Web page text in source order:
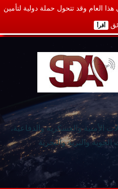
هذا العام وقد تتحول حملة دولية لتأمين
أقرأ
والعسكرية والدفاعية،
والبرية والبحرية